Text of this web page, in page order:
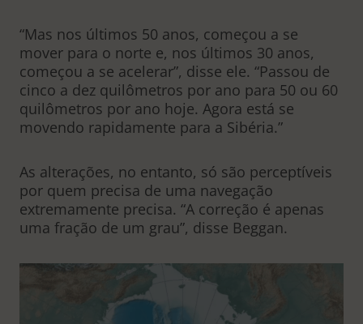
“Mas nos últimos 50 anos, começou a se
mover para o norte e, nos últimos 30 anos,
começou a se acelerar”, disse ele. “Passou de
cinco a dez quilômetros por ano para 50 ou 60
quilômetros por ano hoje. Agora está se
movendo rapidamente para a Sibéria.”
As alterações, no entanto, só são perceptíveis
por quem precisa de uma navegação
extremamente precisa. “A correção é apenas
uma fração de um grau”, disse Beggan.